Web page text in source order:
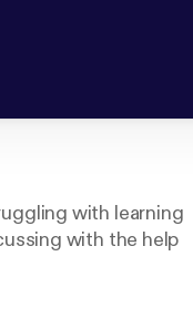
with learning
with the help